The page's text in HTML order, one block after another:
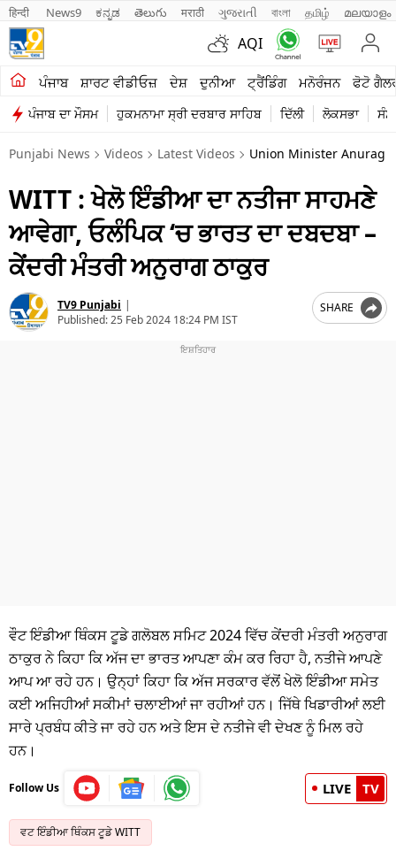
हिन्दी News9 ಕನ್ನಡ తెలుగు मराठी ગુજરાતી বাংলা தமிழ் മലയാളം
AQI
ਪੰਜਾਬ ਸ਼ਾਰਟ ਵੀਡੀਓਜ਼ ਦੇਸ਼ ਦੁਨੀਆ ਟ੍ਰੈਂਡਿੰਗ ਮਨੋਰੰਜਨ ਫੋਟੋ
ਪੰਜਾਬ ਦਾ ਮੌਸਮ ਹੁਕਮਨਾਮਾ ਸ੍ਰੀ ਦਰਬਾਰ ਸਾਹਿਬ ਦਿੱਲੀ ਲੋਕਸਭਾ
ਖੇਤੀਬਾੜੀ
ਸ਼ਾਰਟ ਵੀਡੀਓਜ਼
ਕਾਰੋਬਾਰ
ਕਰਿਅਰ
ਮਨੋਰੰਜਨ
ਦੇਸ਼
ਲਾਈਫ ਸਟਾਈਲ
ਚੋਣਾਂ 2026
Punjabi News Videos Latest Videos Union Minister Anurag
WITT : ਖੇਲੋ ਇੰਡੀਆ ਦਾ ਨਤੀਜਾ ਸਾਹਮਣੇ
ਆਵੇਗਾ, ਓਲੰਪਿਕ ‘ਚ ਭਾਰਤ ਦਾ ਦਬਦਬਾ –
ਕੇਂਦਰੀ ਮੰਤਰੀ ਅਨੁਰਾਗ ਠਾਕੁਰ
TV9 Punjabi |
Published:25 Feb 2024 18:24 PM IST
SHARE
ਵੌਟ ਇੰਡੀਆ ਥਿੰਕਸ ਟੂਡੇ ਗਲੋਬਲ ਸਮਿਟ 2024 ਵਿੱਚ ਕੇਂਦਰੀ ਮੰਤਰੀ ਅਨੁਰਾਗ
ਠਾਕੁਰ ਨੇ ਕਿਹਾ ਕਿ ਅੱਜ ਦਾ ਭਾਰਤ ਆਪਣਾ ਕੰਮ ਕਰ ਰਿਹਾ ਹੈ, ਨਤੀਜੇ ਆਪਣੇ
ਆਪ ਆ ਰਹੇ ਹਨ। ਉਨ੍ਹਾਂ ਕਿਹਾ ਕਿ ਅੱਜ ਸਰਕਾਰ ਵੱਲੋਂ ਖੇਲੋ ਇੰਡੀਆ ਸਮੇਤ
ਕਈ ਅਜਿਹੀਆਂ ਸਕੀਮਾਂ ਚਲਾਈਆਂ ਜਾ ਰਹੀਆਂ ਹਨ। ਜਿੱਥੇ ਖਿਡਾਰੀਆਂ ਲਈ
ਸਾਰੇ ਪ੍ਰਬੰਧ ਕੀਤੇ ਜਾ ਰਹੇ ਹਨ ਅਤੇ ਇਸ ਦੇ ਨਤੀਜੇ ਵੀ ਦੇਖਣ ਨੂੰ ਮਿਲ ਰਹੇ
ਹਨ।
Follow Us LIVE TV
ਵਟ ਇੰਡੀਆ ਥਿੰਕਸ ਟੂਡੇ WITT